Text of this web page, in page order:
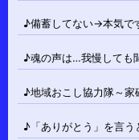
♪備蓄してない→本気で
♪魂の声は…我慢しても
♪地域おこし協力隊～
♪「ありがとう」を言う